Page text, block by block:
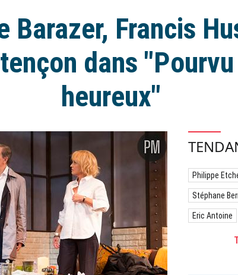
Barazer, Francis
dans
heureux"
Philippe
Stéphane
Eric Antoine